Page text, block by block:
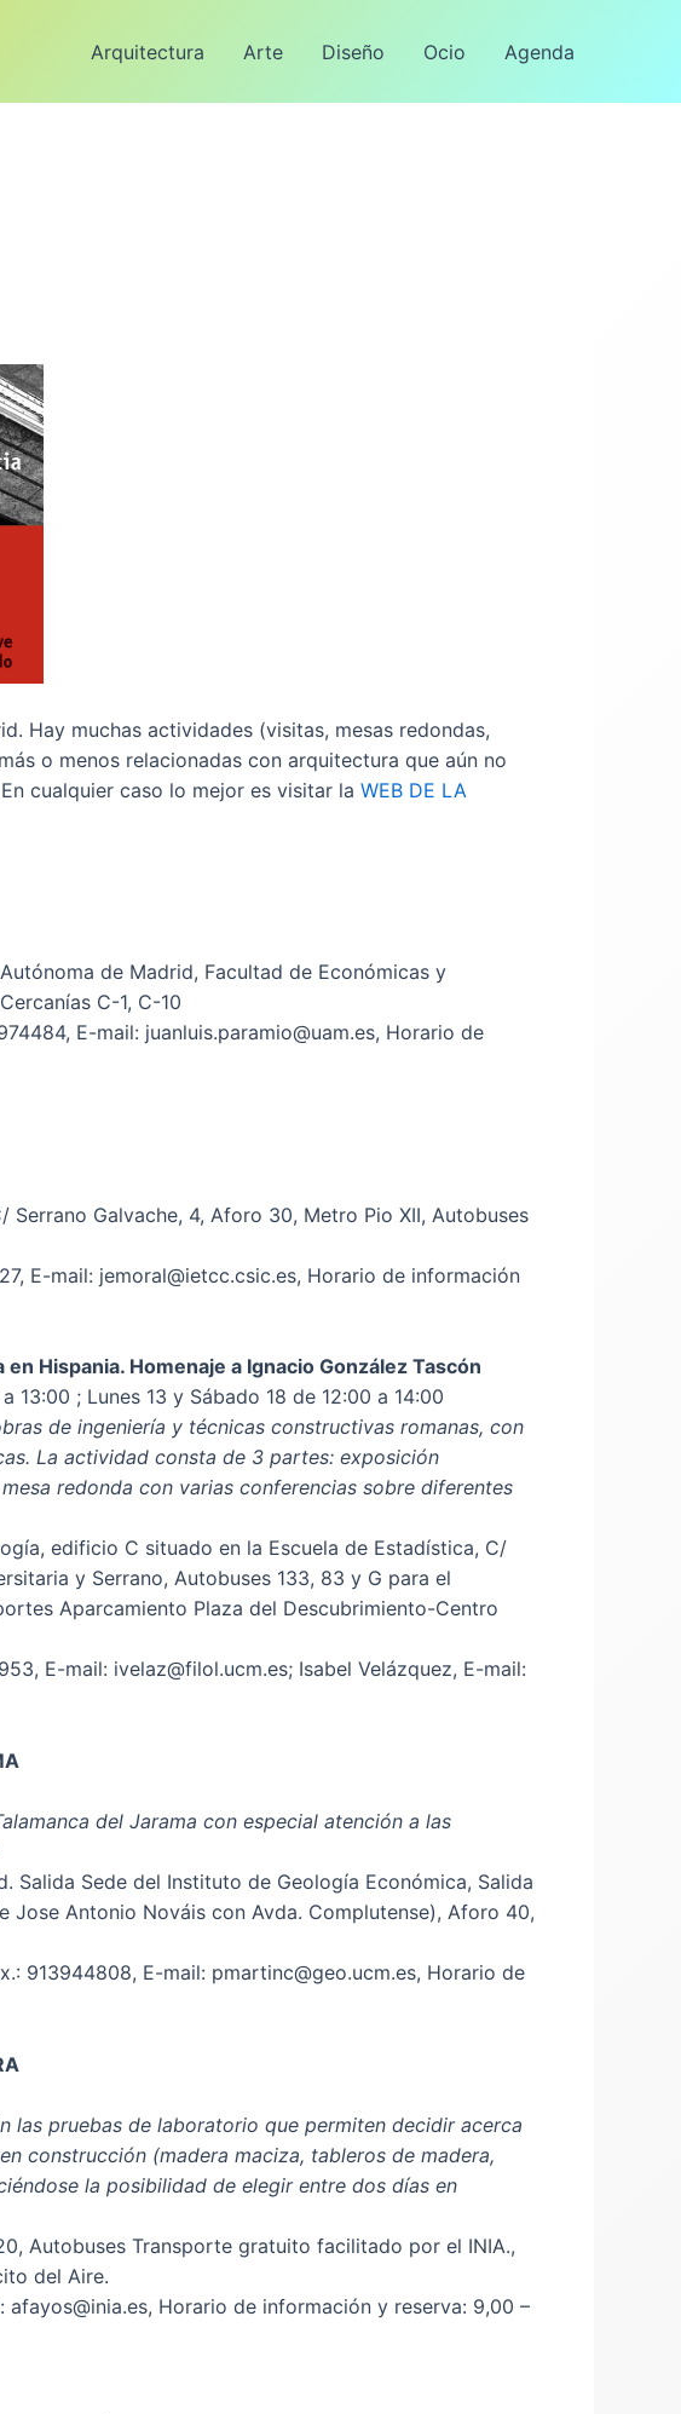
Arquitectura Arte Diseño Ocio Agenda
Hay muchas actividades (visitas, mesas redondas,
o menos relacionadas con arquitectura que aún no
cualquier caso lo mejor es visitar la WEB DE LA
de Madrid, Facultad de Económicas y
C-1, C-10
E-mail: juanluis.paramio@uam.es, Horario de
Galvache, 4, Aforo 30, Metro Pio XII, Autobuses
E-mail: jemoral@ietcc.csic.es, Horario de información
Hispania. Homenaje a Ignacio González Tascón
13:00 ; Lunes 13 y Sábado 18 de 12:00 a 14:00
de ingeniería y técnicas constructivas romanas, con
La actividad consta de 3 partes: exposición
redonda con varias conferencias sobre diferentes
edificio C situado en la Escuela de Estadística, C/
y Serrano, Autobuses 133, 83 y G para el
Aparcamiento Plaza del Descubrimiento-Centro
E-mail: ivelaz@filol.ucm.es; Isabel Velázquez, E-mail:
del Jarama con especial atención a las
Salida Sede del Instituto de Geología Económica, Salida
Jose Antonio Nováis con Avda. Complutense), Aforo 40,
913944808, E-mail: pmartinc@geo.ucm.es, Horario de
las pruebas de laboratorio que permiten decidir acerca
construcción (madera maciza, tableros de madera,
la posibilidad de elegir entre dos días en
Autobuses Transporte gratuito facilitado por el INIA.,
del Aire.
afayos@inia.es, Horario de información y reserva: 9,00 –